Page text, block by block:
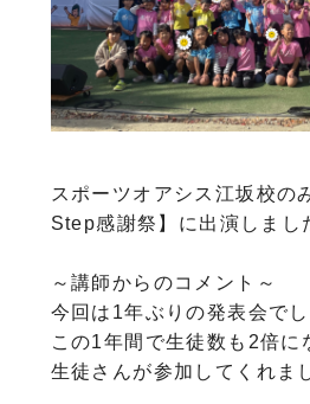
スポーツオアシス江坂校の
Step感謝祭】に出演しまし
～講師からのコメント～
今回は1年ぶりの発表会でし
この1年間で生徒数も2倍に
生徒さんが参加してくれま